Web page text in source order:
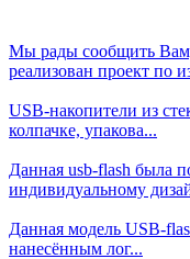
Мы рады сообщить
реализован проект по
USB-накопители из
колпачке, упакова...
Данная usb-flash была
индивидуальному
Данная модель USB-
нанесённым лог...